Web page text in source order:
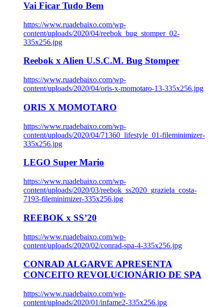
Vai Ficar Tudo Bem
https://www.ruadebaixo.com/wp-
content/uploads/2020/04/reebok_bug_stomper_02-
335x256.jpg
Reebok x Alien U.S.C.M. Bug Stomper
https://www.ruadebaixo.com/wp-
content/uploads/2020/04/oris-x-momotaro-13-335x256.jpg
ORIS X MOMOTARO
https://www.ruadebaixo.com/wp-
content/uploads/2020/04/71360_lifestyle_01-fileminimizer-
335x256.jpg
LEGO Super Mario
https://www.ruadebaixo.com/wp-
content/uploads/2020/03/reebok_ss2020_graziela_costa-
7193-fileminimizer-335x256.jpg
REEBOK x SS’20
https://www.ruadebaixo.com/wp-
content/uploads/2020/02/conrad-spa-4-335x256.jpg
CONRAD ALGARVE APRESENTA
CONCEITO REVOLUCIONÁRIO DE SPA
https://www.ruadebaixo.com/wp-
content/uploads/2020/01/infame2-335x256.jpg